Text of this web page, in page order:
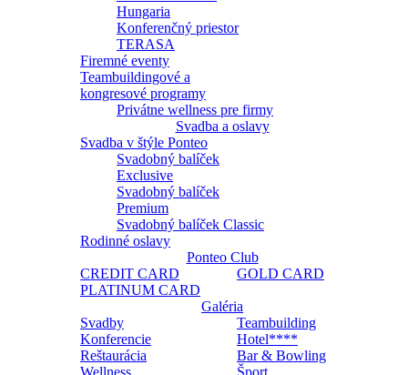
Hungaria
Konferenčný priestor
TERASA
Firemné eventy
Teambuildingové a
kongresové programy
Privátne wellness pre firmy
Svadba a oslavy
Svadba v štýle Ponteo
Svadobný balíček
Exclusive
Svadobný balíček
Premium
Svadobný balíček Classic
Rodinné oslavy
Ponteo Club
CREDIT CARD
GOLD CARD
PLATINUM CARD
Galéria
Svadby
Teambuilding
Konferencie
Hotel****
Reštaurácia
Bar & Bowling